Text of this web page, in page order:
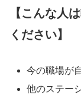
【こんな人
ください】
今の職場が
他のステー